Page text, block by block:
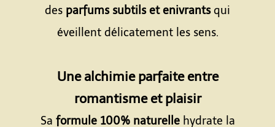
des parfums subtils et enivrantsqui
éveillent délicatement les sens.
Une alchimie parfaite entre
romantisme et plaisir
Sa formule 100% naturellehydrate la